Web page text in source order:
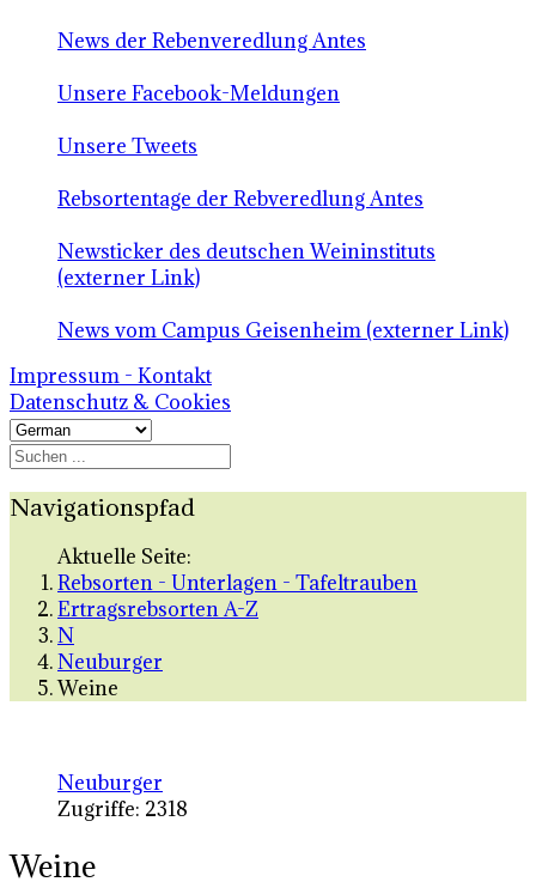
News der Rebenveredlung Antes
Unsere Facebook-Meldungen
Unsere Tweets
Rebsortentage der Rebveredlung Antes
Newsticker des deutschen Weininstituts
(externer Link)
News vom Campus Geisenheim (externer Link)
Impressum - Kontakt
Datenschutz & Cookies
Navigationspfad
Aktuelle Seite:
Rebsorten - Unterlagen - Tafeltrauben
Ertragsrebsorten A-Z
N
Neuburger
Weine
Neuburger
Zugriffe: 2318
Weine